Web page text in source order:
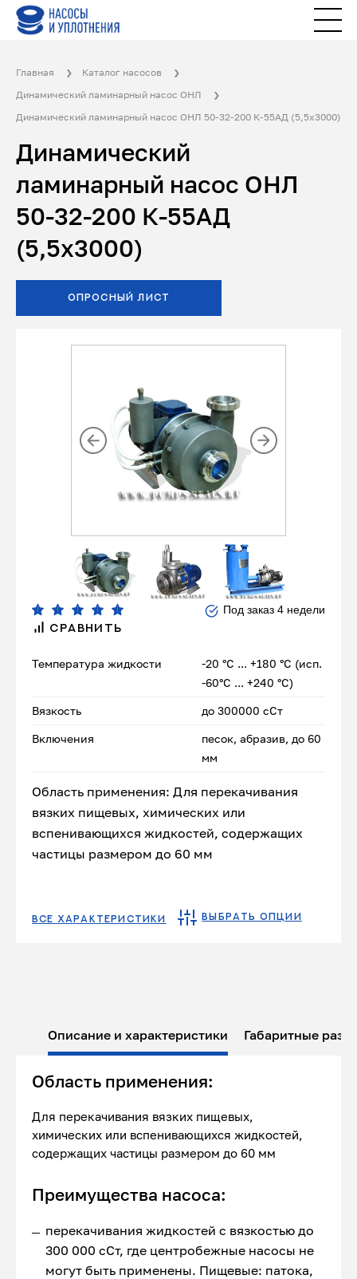
Главная
Каталог насосов
Динамический ламинарный насос ОНЛ
Динамический ламинарный насос ОНЛ 50-32-200 К-55АД (5,5х3000)
Динамический
ламинарный насос ОНЛ
50-32-200 К-55АД
(5,5х3000)
ОПРОСНЫЙ ЛИСТ
Под заказ 4 недели
СРАВНИТЬ
Температура жидкости
-20 °С ... +180 °С (исп.
-60°С ... +240 °С)
Вязкость до 300000 сСт
Включения
песок, абразив, до 60
мм
Область применения: Для перекачивания
вязких пищевых, химических или
вспенивающихся жидкостей, содержащих
частицы размером до 60 мм
ВСЕ ХАРАКТЕРИСТИКИ ВЫБРАТЬ ОПЦИИ
Описание и характеристики Габаритные
Область применения:
Для перекачивания вязких пищевых,
химических или вспенивающихся жидкостей,
содержащих частицы размером до 60 мм
Преимущества насоса:
перекачивания жидкостей с вязкостью до
300 000 сСт, где центробежные насосы не
могут быть применены. Пищевые: патока,